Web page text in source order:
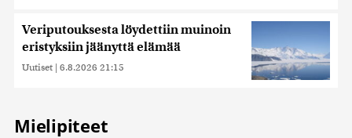
Veriputouksesta löydettiin muinoin
eristyksiin jäänyttä elämää
Uutiset | 6.8.2026 21:15
Mielipiteet